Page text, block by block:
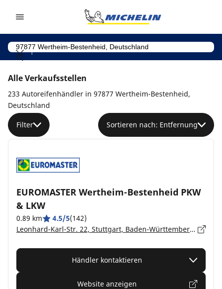
Alle Verkaufsstellen
233 Autoreifenhändler in 97877 Wertheim-Bestenheid,
Deutschland
Filter Sortieren nach: Entfernung
EUROMASTER Wertheim-Bestenheid PKW
& LKW
0.89 km 4.5/5(142)
Leonhard-Karl-Str. 22, Stuttgart, Baden-Württemberg, Wertheim-Bestenheid - 97877
Händler kontaktieren
Website anzeigen